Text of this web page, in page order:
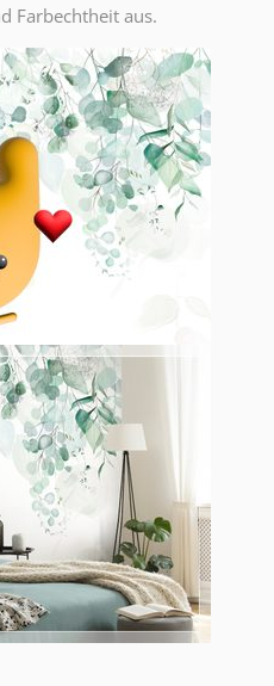
Farbechtheit aus.